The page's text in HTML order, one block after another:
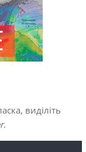
виділіть
.